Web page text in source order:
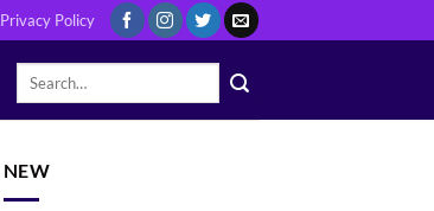
Privacy Policy
NEW